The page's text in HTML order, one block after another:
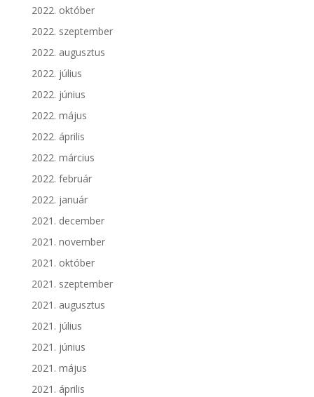
2022. október
2022. szeptember
2022. augusztus
2022. július
2022. június
2022. május
2022. április
2022. március
2022. február
2022. január
2021. december
2021. november
2021. október
2021. szeptember
2021. augusztus
2021. július
2021. június
2021. május
2021. április